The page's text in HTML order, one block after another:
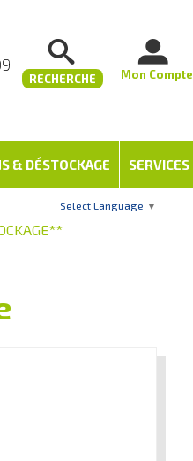
RECHERCHE Mon Compte
& DÉSTOCKAGE SERVICES
Select Language ▼